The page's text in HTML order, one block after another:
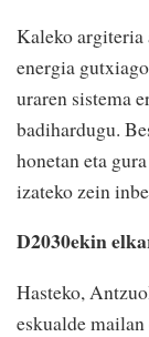
Kaleko argiteria
energia
uraren sistema
badihardugu.
honetan eta
izateko zein
D2030ekin
Hasteko,
eskualde